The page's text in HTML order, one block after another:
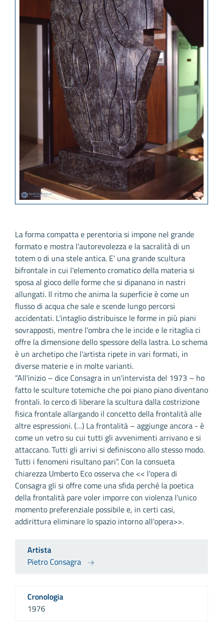
La forma compatta e perentoria si impone nel grande
formato e mostra l'autorevolezza e la sacralità di un
totem o di una stele antica. E' una grande scultura
bifrontale in cui l'elemento cromatico della materia si
sposa al gioco delle forme che si dipanano in nastri
allungati. Il ritmo che anima la superficie è come un
flusso di acqua che sale e scende lungo percorsi
accidentati. L'intaglio distribuisce le forme in più piani
sovrapposti, mentre l'ombra che le incide e le ritaglia ci
offre la dimensione dello spessore della lastra. Lo schema
è un archetipo che l'artista ripete in vari formati, in
diverse materie e in molte varianti.
“All'inizio – dice Consagra in un'intervista del 1973 – ho
fatto le sculture totemiche che poi piano piano diventano
frontali. Io cerco di liberare la scultura dalla costrizione
fisica frontale allargando il concetto della frontalità alle
altre espressioni. (…) La frontalità – aggiunge ancora - è
come un vetro su cui tutti gli avvenimenti arrivano e si
attaccano. Tutti gli arrivi si definiscono allo stesso modo.
Tutti i fenomeni risultano pari”. Con la consueta
chiarezza Umberto Eco osserva che << l'opera di
Consagra gli si offre come una sfida perché la poetica
della frontalità pare voler imporre con violenza l'unico
momento preferenziale possibile e, in certi casi,
addirittura eliminare lo spazio intorno all'opera>>.
Artista
Pietro Consagra
Cronologia
1976